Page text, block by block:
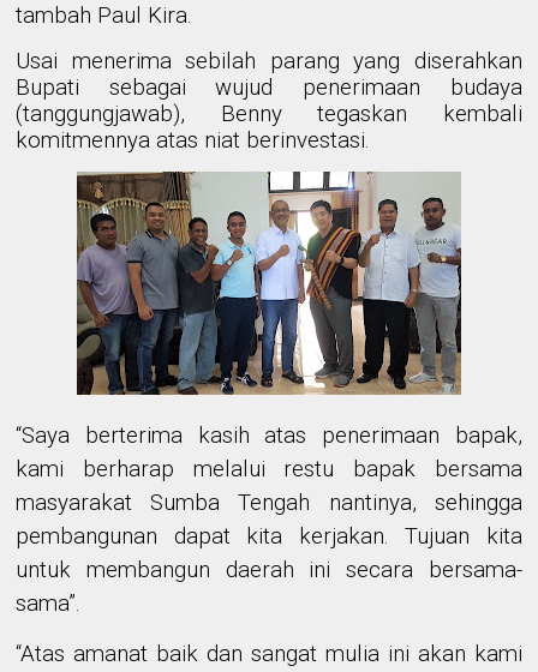
tambah Paul Kira.
Usai menerima sebilah parang yang diserahkan
Bupati sebagai wujud penerimaan budaya
(tanggungjawab), Benny tegaskan kembali
komitmennya atas niat berinvestasi.
“Saya berterima kasih atas penerimaan bapak,
kami berharap melalui restu bapak bersama
masyarakat Sumba Tengah nantinya, sehingga
pembangunan dapat kita kerjakan. Tujuan kita
untuk membangun daerah ini secara bersama-
sama”.
“Atas amanat baik dan sangat mulia ini akan kami